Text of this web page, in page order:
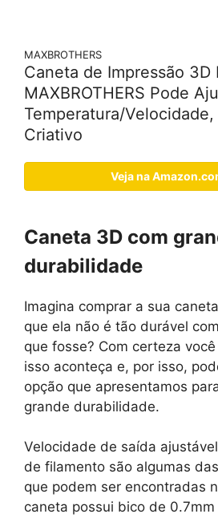
MAXBROTHERS
Caneta de Impressão 3D
MAXBROTHERS Pode
Temperatura/
Criativo
Veja na
Caneta 3D com
durabilidade
Imagina comprar a sua
que ela não é tão durável
que fosse? Com certeza
isso aconteça e, por isso,
opção que apresentamos
grande durabilidade.
Velocidade de saída
de filamento são algumas
que podem ser encontradas
caneta possui bico de